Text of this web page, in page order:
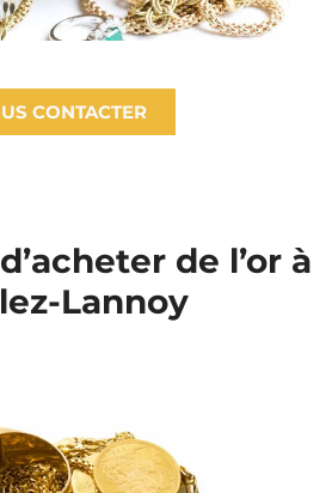
CONTACTER
de l’or à
Lannoy